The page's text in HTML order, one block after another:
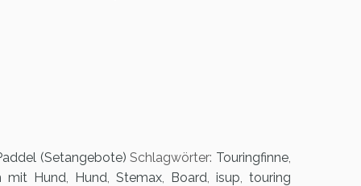
(Setangebote) Schlagwörter: Touringfinne,
mit Hund, Hund, Stemax, Board,isup,touring